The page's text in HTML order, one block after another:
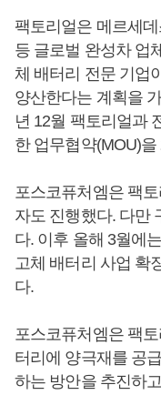
팩토리얼은 메르세
등 글로벌 완성차 업
체 배터리 전문 기업
양산한다는 계획을
년 12월 팩토리얼과
한 업무협약(MOU)
포스코퓨처엠은 팩
자도 진행했다. 다만
다. 이후 올해 3월에
고체 배터리 사업 확
다.
포스코퓨처엠은 팩
터리에 양극재를 공
하는 방안을 추진하